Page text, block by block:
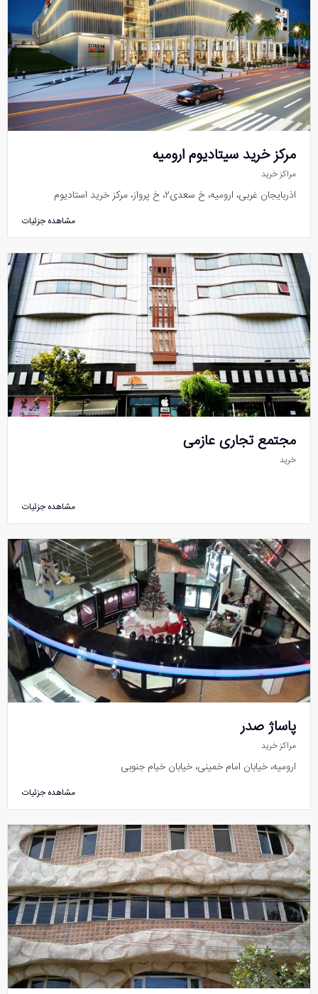
مرکز خرید سیتادیوم ارومیه
مراکز خرید
اذربایجان غربی، ارومیه، خ سعدی۲، خ پرواز، مرکز خرید استادیوم
مشاهده جزئیات
مجتمع تجاری عازمی
خرید
مشاهده جزئیات
پاساژ صدر
مراکز خرید
ارومیه، خیابان امام خمینی، خیابان خیام جنوبی
مشاهده جزئیات